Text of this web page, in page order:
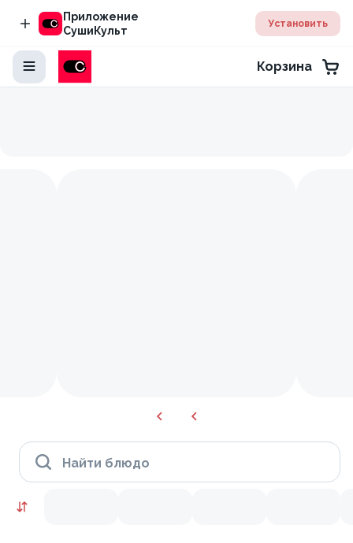
Приложение
СушиКульт
Установить
Корзина
Найти блюдо